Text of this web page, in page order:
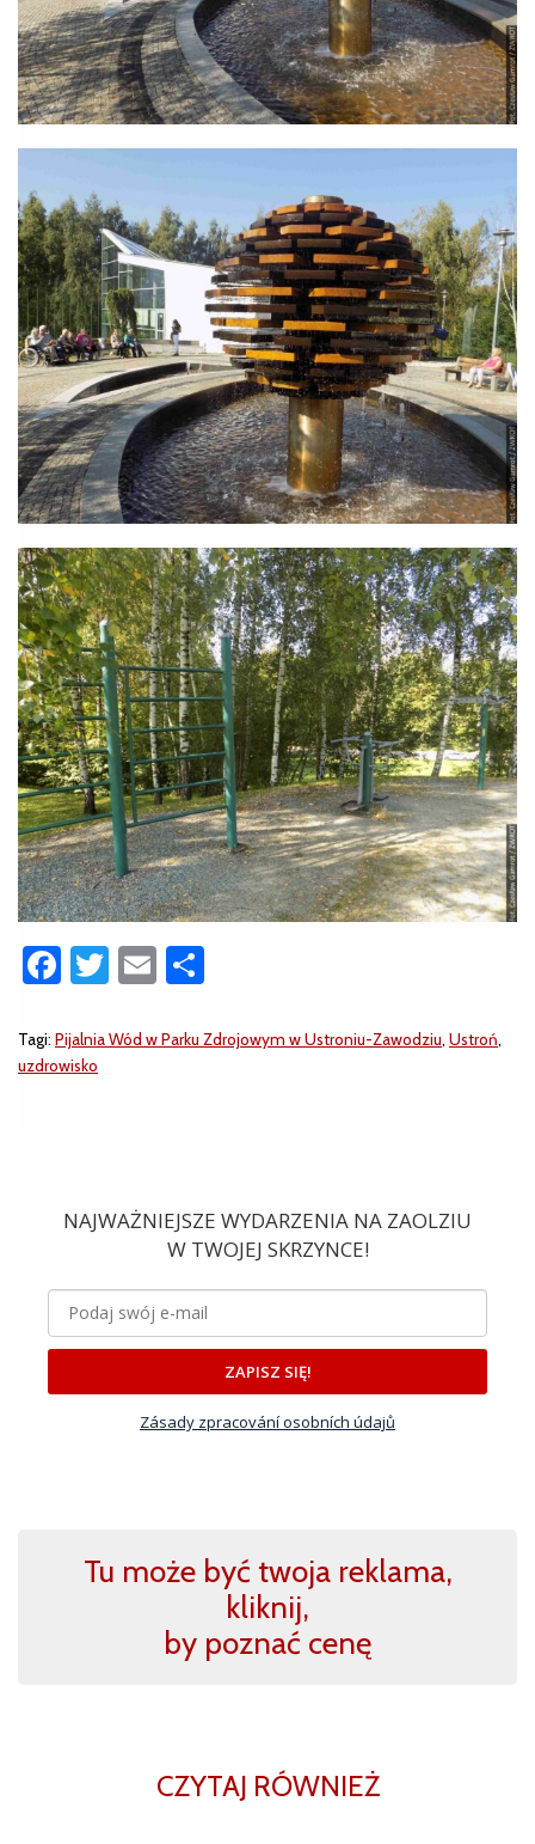
Facebook
Twitter
Email
Tagi: Pijalnia Wód w Parku Zdrojowym w Ustroniu-Zawodziu, Ustroń,
uzdrowisko
NAJWAŻNIEJSZE WYDARZENIA NA ZAOLZIU
W TWOJEJ SKRZYNCE!
ZAPISZ SIĘ!
Zásady zpracování osobních údajů
Tu może być twoja reklama,
kliknij,
by poznać cenę
CZYTAJ RÓWNIEŻ